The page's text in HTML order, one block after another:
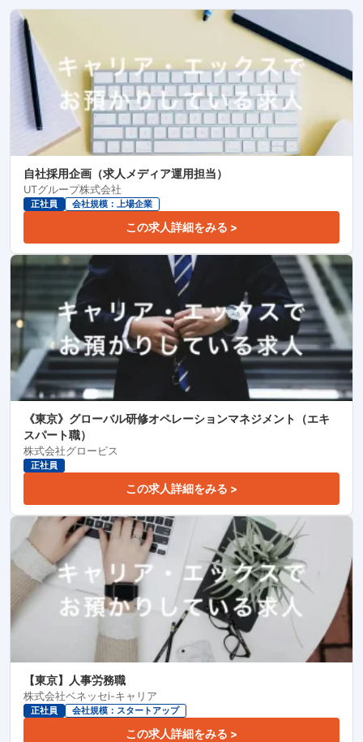
自社採用企画（求人メディア運用担当）
UTグループ株式会社
正社員 会社規模：上場企業
この求人詳細をみる >
《東京》グローバル研修オペレーションマネジメント（エキ
スパート職）
株式会社グロービス
正社員
この求人詳細をみる >
【東京】人事労務職
株式会社ベネッセi-キャリア
正社員 会社規模：スタートアップ
この求人詳細をみる >